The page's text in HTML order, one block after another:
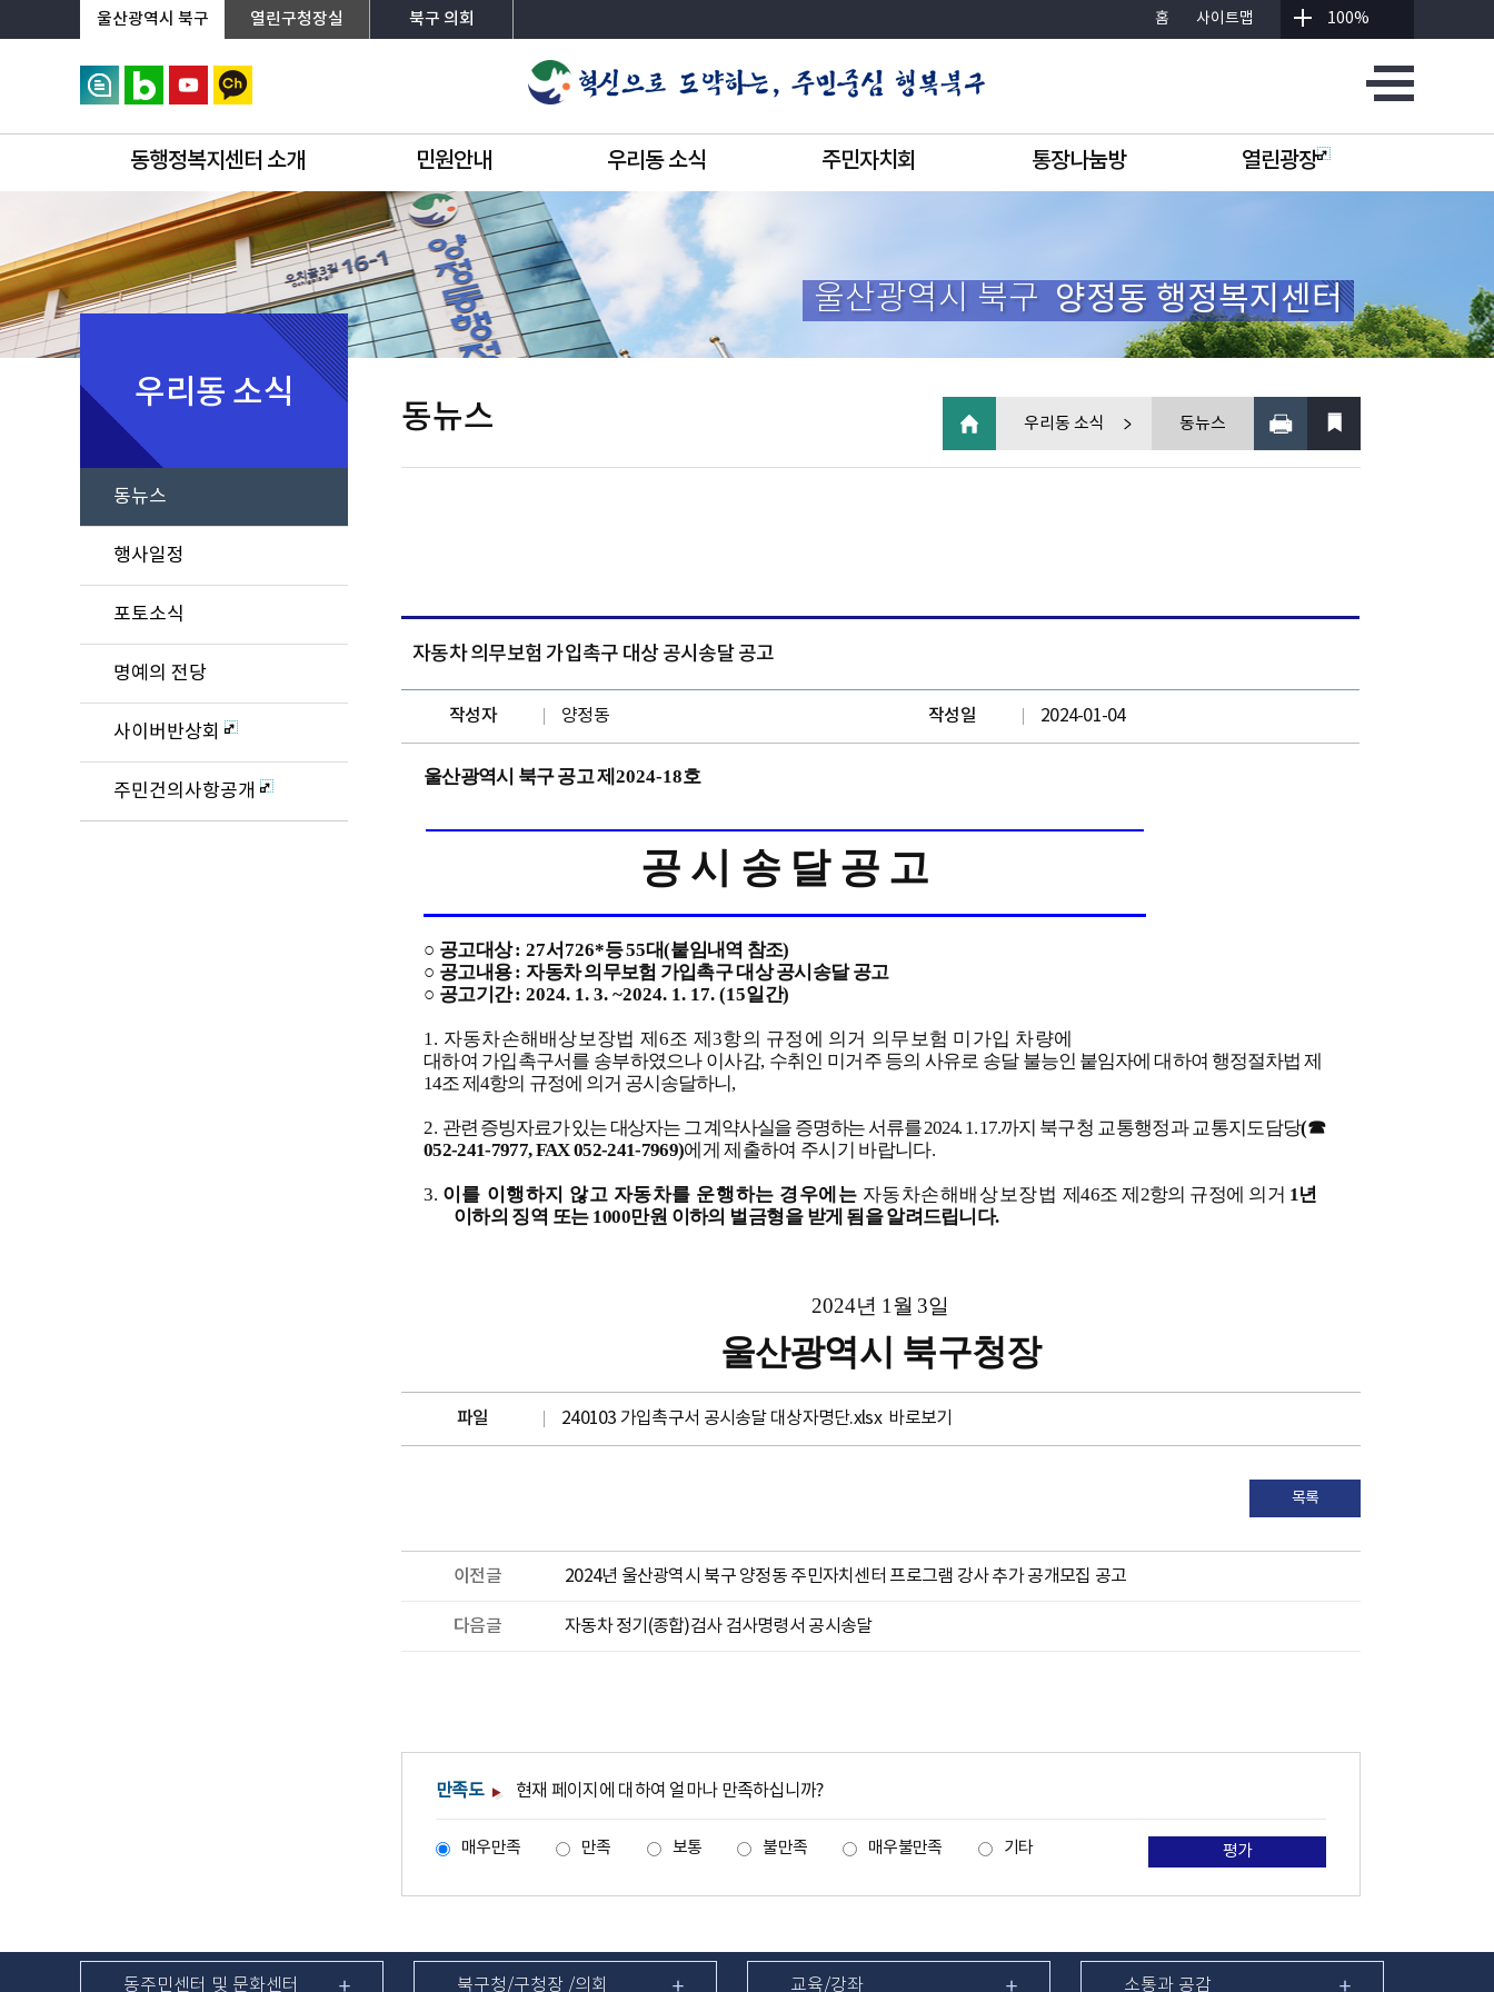
상단메뉴로 바로가기
전체메뉴로 바로가기
왼쪽메뉴로 바로가기
본문으로 바로가기울산광역시 북구 열린구청장실 북구 의회 홈 사이트맵 100%
동행정복지센터 소개 민원안내 우리동 소식 주민자치회 통장나눔방 열린광장
울산광역시 북구 양정동 행정복지센터
우리동 소식
동뉴스
행사일정
포토소식
명예의 전당
사이버반상회
주민건의사항공개
동뉴스 우리동 소식 동뉴스
자동차 의무보험 가입촉구 대상 공시송달 공고
작성자 양정동 작성일 2024-01-04
울산광역시 북구 공고 제 2024-18호
공 시 송 달 공 고
○ 공고대상: 27서 726*등55대(붙임내역 참조)
○ 공고내용: 자동차 의무보험 가입촉구 대상 공시송달 공고
○ 공고기간: 2024. 1. 3. ~2024. 1. 17. (15일간)
1. 자동차손해배상보장법 제 6조 제3항의 규정에 의거 의무보험 미가입 차량에
대하여 가입촉구서를 송부하였으나 이사감, 수취인 미거주 등의 사유로 송달 불능인 붙임자에 대하여 행정절차법 제
14조 제4항의 규정에 의거 공시송달하니 ,
2. 관련 증빙자료가 있는 대상자는 그 계약사실을 증명하는 서류를2024. 1. 17.까지 북구청 교통행정과 교통지도담당(☎
052-241-7977, FAX 052-241-7969)에게 제출하여 주시기 바랍니다.
3. 이를 이행하지 않고 자동차를 운행하는 경우에는 자동차손해배상보장법 제46조 제 2항의 규정에 의거 1년
이하의 징역 또는 1000만원 이하의 벌금형을 받게 됨을 알려드립니다.
2024년 1월 3일
울산광역시 북구청장
파일 240103 가입촉구서 공시송달 대상자명단.xlsx 바로보기
목록
이전글 2024년 울산광역시 북구 양정동 주민자치센터 프로그램 강사 추가 공개모집 공고
다음글 자동차 정기(종합)검사 검사명령서 공시송달
만족도 현재 페이지에 대하여 얼마나 만족하십니까?
매우만족 만족 보통 불만족 매우불만족 기타 평가
동주민센터 및 문화센터 북구청/구청장 /의회 교육/강좌 소통과 공감